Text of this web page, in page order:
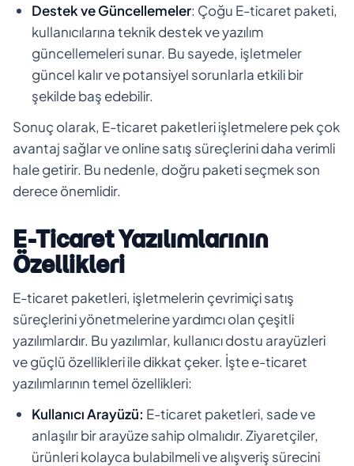
Destek ve Güncellemeler: Çoğu E-ticaret paketi,
kullanıcılarına teknik destek ve yazılım
güncellemeleri sunar. Bu sayede, işletmeler
güncel kalır ve potansiyel sorunlarla etkili bir
şekilde baş edebilir.
Sonuç olarak, E-ticaret paketleri işletmelere pek çok
avantaj sağlar ve online satış süreçlerini daha verimli
hale getirir. Bu nedenle, doğru paketi seçmek son
derece önemlidir.
E-Ticaret Yazılımlarının
Özellikleri
E-ticaret paketleri, işletmelerin çevrimiçi satış
süreçlerini yönetmelerine yardımcı olan çeşitli
yazılımlardır. Bu yazılımlar, kullanıcı dostu arayüzleri
ve güçlü özellikleri ile dikkat çeker. İşte e-ticaret
yazılımlarının temel özellikleri:
Kullanıcı Arayüzü: E-ticaret paketleri, sade ve
anlaşılır bir arayüze sahip olmalıdır. Ziyaretçiler,
ürünleri kolayca bulabilmeli ve alışveriş sürecini